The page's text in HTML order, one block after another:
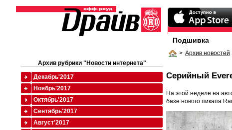
Подшивка
> Архив новостей
Серийный
На этой неделе на
базе нового пикапа
Архив рубрики "Новости интернета"
Декабрь'2017
Ноябрь'2017
Октябрь'2017
Сентябрь'2017
Август'2017